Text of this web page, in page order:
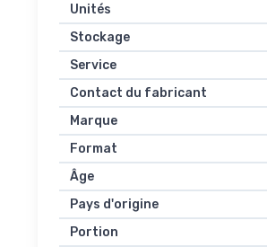
Unités
Stockage
Service
Contact du fabricant
Marque
Format
Âge
Pays d'origine
Portion